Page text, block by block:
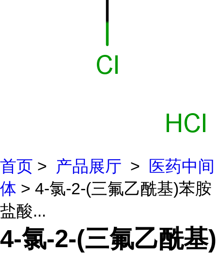
首页 > 产品展厅 >
医药中间
体 > 4-氯-2-(三氟乙酰基)苯胺
盐酸...
4-氯-2-(三氟乙酰基)